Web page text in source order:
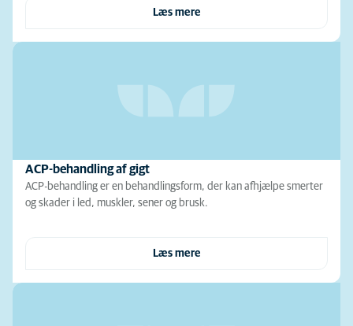
Læs mere
ACP-behandling af gigt
ACP-behandling er en behandlingsform, der kan afhjælpe smerter
og skader i led, muskler, sener og brusk.
Læs mere